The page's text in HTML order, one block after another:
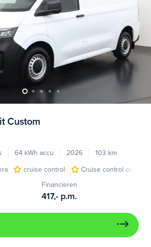
Custom
64 kWh accu 2026
103 km
cruise control
Cruise control adaptief
Financieren
417,- p.m.